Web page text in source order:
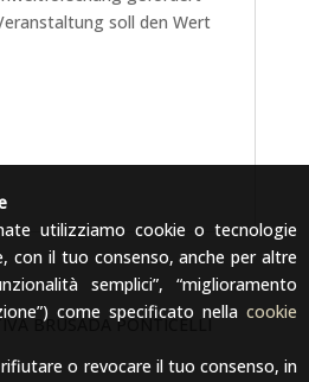
soll den Wert
BRUSADA PONTICELLI
utilizziamo cookie o tecnologie
con il tuo consenso, anche per altre
semplici”, “miglioramento
come specificato nella cookie
o revocare il tuo consenso, in